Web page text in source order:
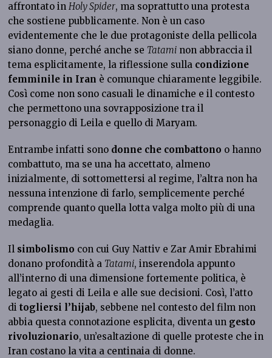
affrontato inHoly Spider, ma soprattutto una protesta
che sostiene pubblicamente. Non è un caso
evidentemente che le due protagoniste della pellicola
siano donne, perché anche se Tatami non abbraccia il
tema esplicitamente, la riflessione sulla condizione
femminile in Iran è comunque chiaramente leggibile.
Così come non sono casuali le dinamiche e il contesto
che permettono una sovrapposizione tra il
personaggio di Leila e quello di Maryam.
Entrambe infatti sono donne che combattono o hanno
combattuto, ma se una ha accettato, almeno
inizialmente, di sottomettersi al regime, l’altra non ha
nessuna intenzione di farlo, semplicemente perché
comprende quanto quella lotta valga molto più di una
medaglia.
Il simbolismo con cui Guy Nattiv e Zar Amir Ebrahimi
donano profondità a Tatami, inserendola appunto
all’interno di una dimensione fortemente politica, è
legato ai gesti di Leila e alle sue decisioni. Così, l’atto
ditogliersi l’hijab, sebbene nel contesto del film non
abbia questa connotazione esplicita, diventa un gesto
rivoluzionario, un’esaltazione di quelle proteste che in
Iran costano la vita a centinaia di donne.